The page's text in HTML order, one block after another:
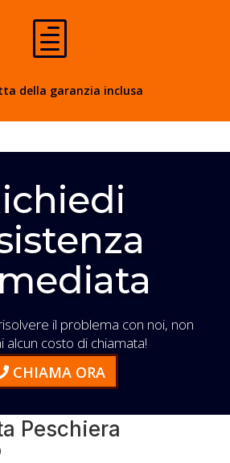
h
della garanzia inclusa
il problema con noi, non
alcun costo di chiamata!
CHIAMA ORA
Peschiera